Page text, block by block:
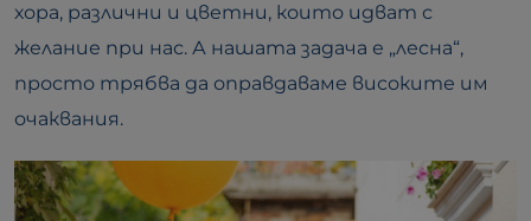
хора, различни и цветни, които идват с
желание при нас. А нашата задача е „лесна“,
просто трябва да оправдаваме високите им
очаквания.